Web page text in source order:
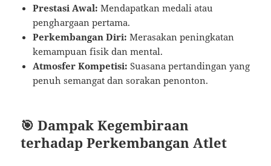
Prestasi Awal: Mendapatkan medali atau
penghargaan pertama.
Perkembangan Diri: Merasakan peningkatan
kemampuan fisik dan mental.
Atmosfer Kompetisi: Suasana pertandingan yang
penuh semangat dan sorakan penonton.
🎯 Dampak Kegembiraan
terhadap Perkembangan Atlet